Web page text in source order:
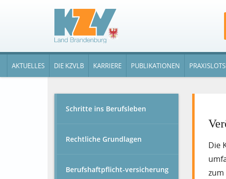
AKTUELLES DIE KZVLB KARRIERE PUBLIKATIONEN
Die
zum
Schritte ins Berufsleben
Rechtliche Grundlagen
Berufshaftpflicht-versicherung